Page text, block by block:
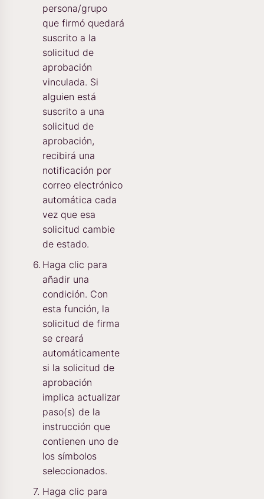
persona/grupo
que firmó quedará
suscrito a la
solicitud de
aprobación
vinculada. Si
alguien está
suscrito a una
solicitud de
aprobación,
recibirá una
notificación por
correo electrónico
automática cada
vez que esa
solicitud cambie
de estado.
Haga clic para
añadir una
condición. Con
esta función, la
solicitud de firma
se creará
automáticamente
si la solicitud de
aprobación
implica actualizar
paso(s) de la
instrucción que
contienen uno de
los símbolos
seleccionados.
Haga clic para